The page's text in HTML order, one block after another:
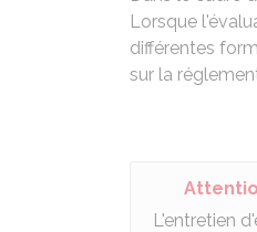
Lorsque
différentes
sur la
L'entretien